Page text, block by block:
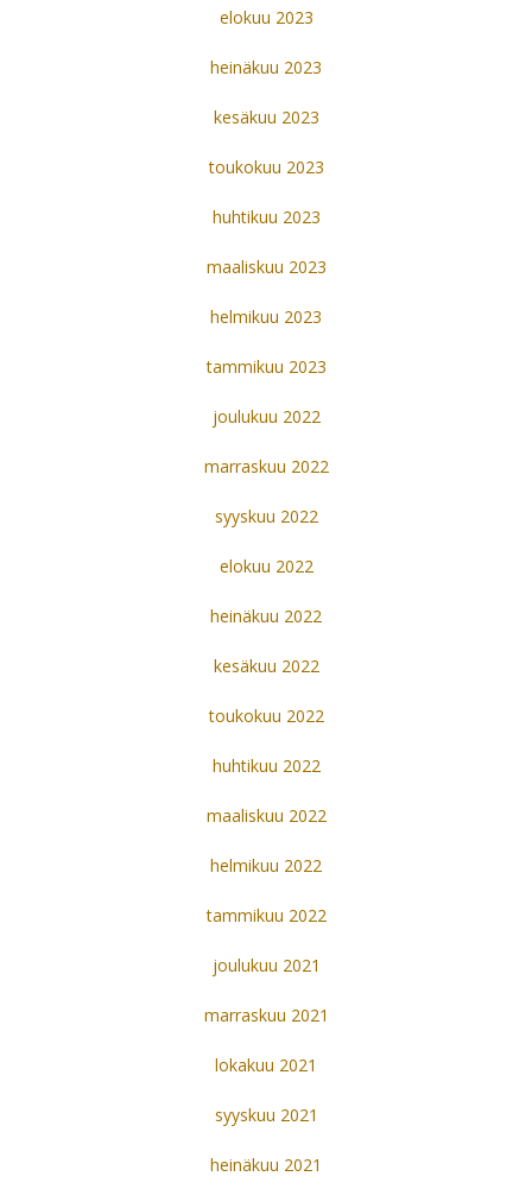
elokuu 2023
heinäkuu 2023
kesäkuu 2023
toukokuu 2023
huhtikuu 2023
maaliskuu 2023
helmikuu 2023
tammikuu 2023
joulukuu 2022
marraskuu 2022
syyskuu 2022
elokuu 2022
heinäkuu 2022
kesäkuu 2022
toukokuu 2022
huhtikuu 2022
maaliskuu 2022
helmikuu 2022
tammikuu 2022
joulukuu 2021
marraskuu 2021
lokakuu 2021
syyskuu 2021
heinäkuu 2021